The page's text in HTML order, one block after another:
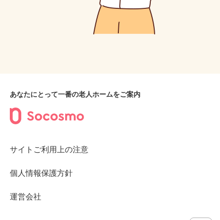
あなたにとって一番の老人ホームをご案内
サイトご利用上の注意
個人情報保護方針
運営会社